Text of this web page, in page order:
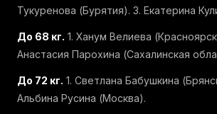
Тукуренова (Бурятия). 3. Екатерина
До 68 кг. 1. Ханум Велиева
Анастасия Парохина (Сахалинская
До 72 кг. 1. Светлана Бабушкина
Альбина Русина (Москва).